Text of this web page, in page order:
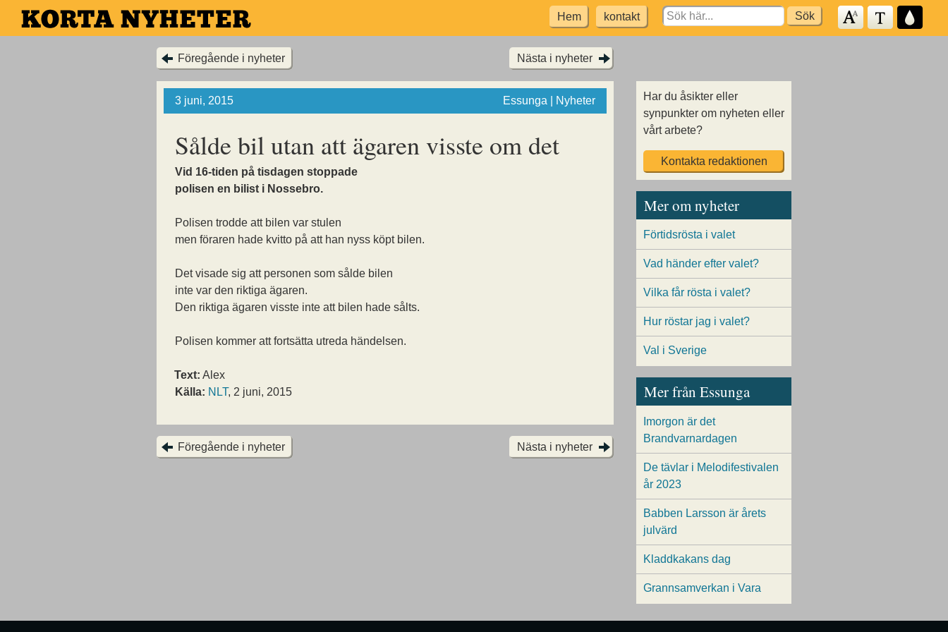
Hoppa
till
Hem kontakt
Search
for:
Föregående i nyheter Nästa i nyheter
3 juni, 2015 Essunga | Nyheter
Sålde bil utan att ägaren visste om det
Vid 16-tiden på tisdagen stoppade
polisen en bilist i Nossebro.
Polisen trodde att bilen var stulen
men föraren hade kvitto på att han nyss köpt bilen.
Det visade sig att personen som sålde bilen
inte var den riktiga ägaren.
Den riktiga ägaren visste inte att bilen hade sålts.
Polisen kommer att fortsätta utreda händelsen.
Text: Alex
Källa: NLT, 2 juni, 2015
Föregående i nyheter Nästa i nyheter
Har du åsikter eller
synpunkter om nyheten eller
vårt arbete?
Kontakta redaktionen
Mer om nyheter
Förtidsrösta i valet
Vad händer efter valet?
Vilka får rösta i valet?
Hur röstar jag i valet?
Val i Sverige
Mer från Essunga
Imorgon är det
Brandvarnardagen
De tävlar i Melodifestivalen
år 2023
Babben Larsson är årets
julvärd
Kladdkakans dag
Grannsamverkan i Vara